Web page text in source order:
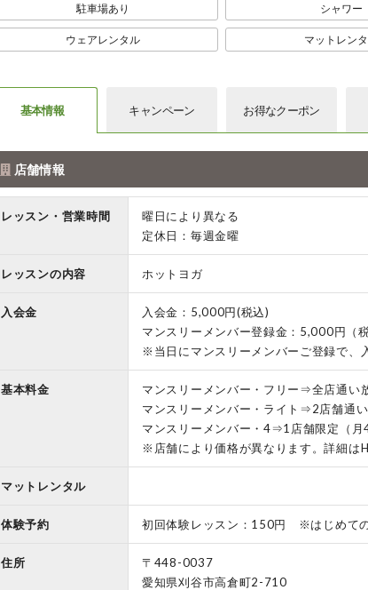
駐車場あり シャワー
ウェアレンタル マットレン
基本情報 キャンペーン お得なクーポン
店舗情報
レッスン・営業時間
曜日により異なる
定休日：毎週金曜
レッスンの内容 ホットヨガ
入会金
入会金：5,000円(税込)
マンスリーメンバー登録金：5,000円（税
※当日にマンスリーメンバーご登録で、
基本料金
マンスリーメンバー・フリー⇒全店通い
マンスリーメンバー・ライト⇒2店舗通
マンスリーメンバー・4⇒1店舗限定（月4
※店舗により価格が異なります。詳細は
マットレンタル
体験予約 初回体験レッスン：150円 ※はじめて
住所
〒448-0037
愛知県刈谷市高倉町2-710